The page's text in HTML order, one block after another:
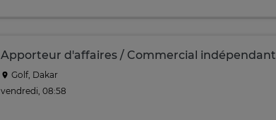
Apporteur d'affaires / Commercial indépendant
Golf, Dakar
vendredi, 08:58